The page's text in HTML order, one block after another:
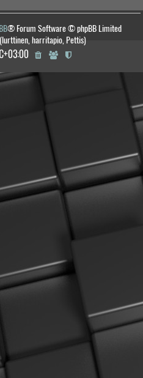
® Forum Software © phpBB Limited
harritapio, Pettis)